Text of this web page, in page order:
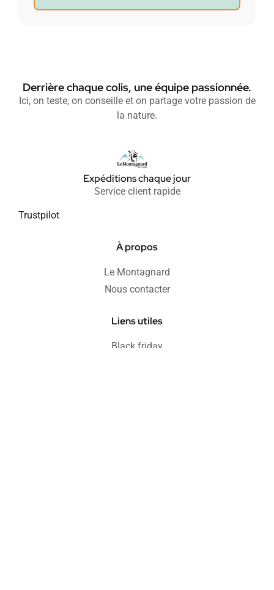
Derrière chaque colis, une équipe passionnée.
Ici, on teste, on conseille et on partage votre passion de
la nature.
Expéditions chaque jour
Service client rapide
Trustpilot
À propos
Le Montagnard
Nous contacter
Liens utiles
Black friday